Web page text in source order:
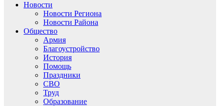
Новости
Новости Региона
Новости Района
Общество
Армия
Благоустройство
История
Помощь
Праздники
СВО
Труд
Образование